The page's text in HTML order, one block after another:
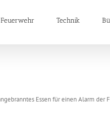
Technik
Essen für einen Alarm der